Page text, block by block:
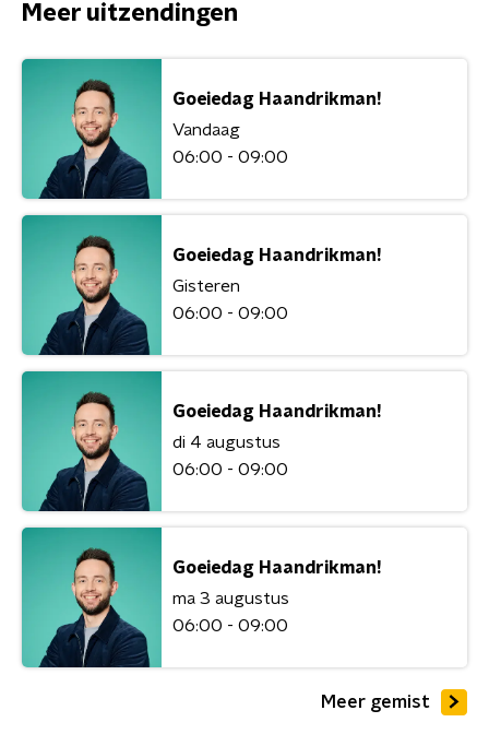
Meer uitzendingen
Goeiedag Haandrikman!
Vandaag
06:00 - 09:00
Goeiedag Haandrikman!
Gisteren
06:00 - 09:00
Goeiedag Haandrikman!
di 4 augustus
06:00 - 09:00
Goeiedag Haandrikman!
ma 3 augustus
06:00 - 09:00
Meer gemist